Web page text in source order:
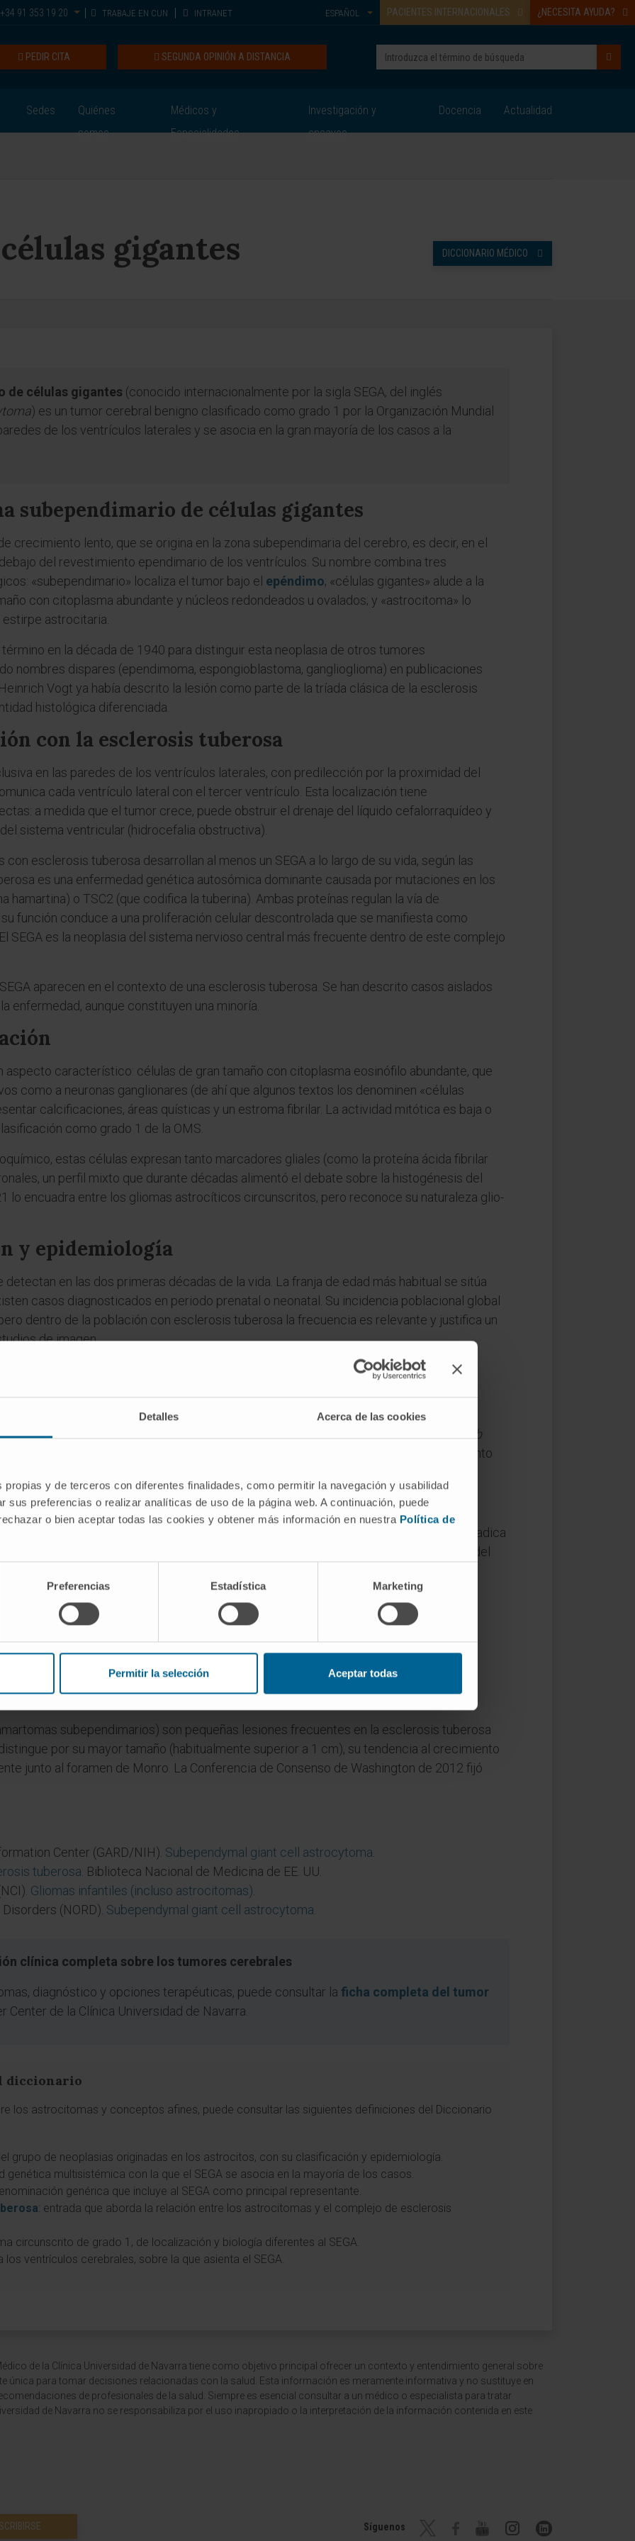
Detalles Acerca de las cookies
propias y de terceros con diferentes finalidades, como permitir la navegación y usabilidad
sus preferencias o realizar analíticas de uso de la página web. A continuación, puede
o bien aceptar todas las cookies y obtener más información en nuestra Política de
Preferencias Estadística Marketing
Permitir la selección Aceptar todas
+34 91 353 19 20 TRABAJE EN CUN INTRANET PACIENTES INTERNACIONALES ¿NECESITA AYUDA?
ESPAÑOL
SEGUNDA OPINIÓN A DISTANCIA
PEDIR CITA
Sedes
Quiénes
somos
Médicos y
Especialidades
Investigación y
ensayos
Docencia Actualidad
gigantes DICCIONARIO MÉDICO
de células gigantes (conocido internacionalmente por la sigla SEGA, del inglés
) es un tumor cerebral benigno clasificado como grado 1 por la Organización Mundial
de los ventrículos laterales y se asocia en la gran mayoría de los casos a la
subependimario de células gigantes
crecimiento lento, que se origina en la zona subependimaria del cerebro, es decir, en el
del revestimiento ependimario de los ventrículos. Su nombre combina tres
«subependimario» localiza el tumor bajo el epéndimo; «células gigantes» alude a la
con citoplasma abundante y núcleos redondeados u ovalados; y «astrocitoma» lo
astrocitaria.
en la década de 1940 para distinguir esta neoplasia de otros tumores
nombres dispares (ependimoma, espongioblastoma, ganglioglioma) en publicaciones
Vogt ya había descrito la lesión como parte de la tríada clásica de la esclerosis
histológica diferenciada.
con la esclerosis tuberosa
en las paredes de los ventrículos laterales, con predilección por la proximidad del
cada ventrículo lateral con el tercer ventrículo. Esta localización tiene
a medida que el tumor crece, puede obstruir el drenaje del líquido cefalorraquídeo y
sistema ventricular (hidrocefalia obstructiva).
con esclerosis tuberosa desarrollan al menos un SEGA a lo largo de su vida, según las
es una enfermedad genética autosómica dominante causada por mutaciones en los
hamartina) o TSC2 (que codifica la tuberina). Ambas proteínas regulan la vía de
función conduce a una proliferación celular descontrolada que se manifiesta como
SEGA es la neoplasia del sistema nervioso central más frecuente dentro de este complejo
aparecen en el contexto de una esclerosis tuberosa. Se han descrito casos aislados
enfermedad, aunque constituyen una minoría.
aspecto característico: células de gran tamaño con citoplasma eosinófilo abundante, que
como a neuronas ganglionares (de ahí que algunos textos los denominen «células
calcificaciones, áreas quísticas y un estroma fibrilar. La actividad mitótica es baja o
como grado 1 de la OMS.
estas células expresan tanto marcadores gliales (como la proteína ácida fibrilar
un perfil mixto que durante décadas alimentó el debate sobre la histogénesis del
lo encuadra entre los gliomas astrocíticos circunscritos, pero reconoce su naturaleza glio-
y epidemiología
detectan en las dos primeras décadas de la vida. La franja de edad más habitual se sitúa
casos diagnosticados en periodo prenatal o neonatal. Su incidencia poblacional global
dentro de la población con esclerosis tuberosa la frecuencia es relevante y justifica un
de imagen.
la capa de células que tapiza las cavidades ventriculares del cerebro. En latín,
sub
, «vestidura exterior»), en referencia al revestimiento
benigno, de crecimiento lento, y que no produce metástasis. Su riesgo principal no radica
para obstruir el flujo del líquido cefalorraquídeo por su localización en la proximidad del
tuberosa?
de los casos publicados sin esclerosis tuberosa son hallazgos aislados en pacientes
somáticas en los mismos genes (TSC1 o TSC2) sin que la enfermedad se
nódulo subependimario?
subependimarios) son pequeñas lesiones frecuentes en la esclerosis tuberosa
por su mayor tamaño (habitualmente superior a 1 cm), su tendencia al crecimiento
junto al foramen de Monro. La Conferencia de Consenso de Washington de 2012 fijó
Center (GARD/NIH). Subependymal giant cell astrocytoma
tuberosa . Biblioteca Nacional de Medicina de EE. UU.
Gliomas infantiles (incluso astrocitomas)
(NORD). Subependymal giant cell astrocytoma
clínica completa sobre los tumores cerebrales
diagnóstico y opciones terapéuticas, puede consultar la ficha completa del tumor
Center de la Clínica Universidad de Navarra.
diccionario
los astrocitomas y conceptos afines, puede consultar las siguientes definiciones del Diccionario
grupo de neoplasias originadas en los astrocitos, con su clasificación y epidemiología.
genética multisistémica con la que el SEGA se asocia en la mayoría de los casos.
genérica que incluye al SEGA como principal representante.
: entrada que aborda la relación entre los astrocitomas y el complejo de esclerosis
circunscrito de grado 1, de localización y biología diferentes al SEGA.
los ventrículos cerebrales, sobre la que asienta el SEGA.
de la Clínica Universidad de Navarra tiene como objetivo principal ofrecer un contexto y entendimiento general sobre
única para tomar decisiones relacionadas con la salud. Esta información es meramente informativa y no sustituye en
de profesionales de la salud. Siempre es esencial consultar a un médico o especialista para tratar
de Navarra no se responsabiliza por el uso inapropiado o la interpretación de la información contenida en este
Síguenos